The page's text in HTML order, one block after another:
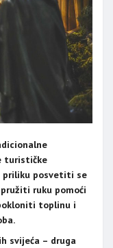
turističke
priliku posvetiti se
ruku pomoći
toplinu i
svijeća – druga